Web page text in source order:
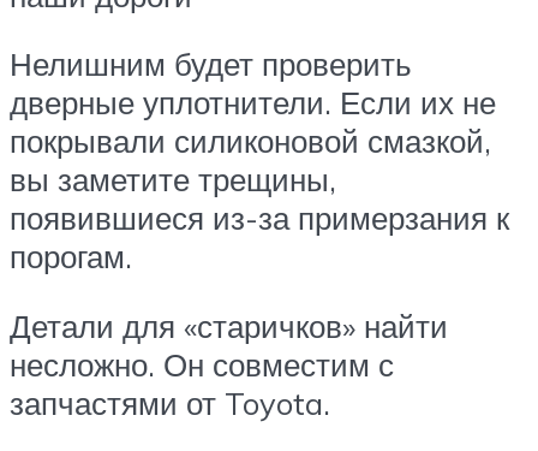
Нелишним будет проверить
дверные уплотнители. Если их не
покрывали силиконовой смазкой,
вы заметите трещины,
появившиеся из-за примерзания к
порогам.
Детали для «старичков» найти
несложно. Он совместим с
запчастями от Toyota.